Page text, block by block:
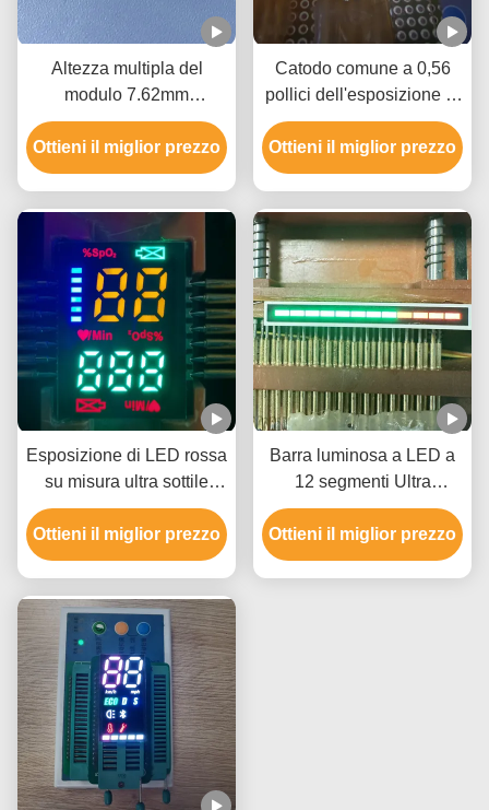
Altezza multipla del
modulo 7.62mm
dell'esposizione
principale Smd di
segmento della cifra sette
Ottieni il miglior prezzo
Catodo comune a 0,56
pollici dell'esposizione di
LED della cifra SMD
dell'indicatore del
temporizzatore 4
Ottieni il miglior prezzo
Esposizione di LED rossa
su misura ultra sottile
calda di vendita 2.8mm
SOLTANTO SMD per gli
ossimetri di impulso del
Ottieni il miglior prezzo
Barra luminosa a LED a
12 segmenti Ultra
Rosso/Verde Puro per
indicatore del pannello
strumenti
Ottieni il miglior prezzo